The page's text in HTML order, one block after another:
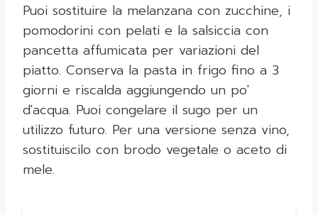
Puoi sostituire la melanzana con zucchine, i
pomodorini con pelati e la salsiccia con
pancetta affumicata per variazioni del
piatto. Conserva la pasta in frigo fino a 3
giorni e riscalda aggiungendo un po'
d'acqua. Puoi congelare il sugo per un
utilizzo futuro. Per una versione senza vino,
sostituiscilo con brodo vegetale o aceto di
mele.